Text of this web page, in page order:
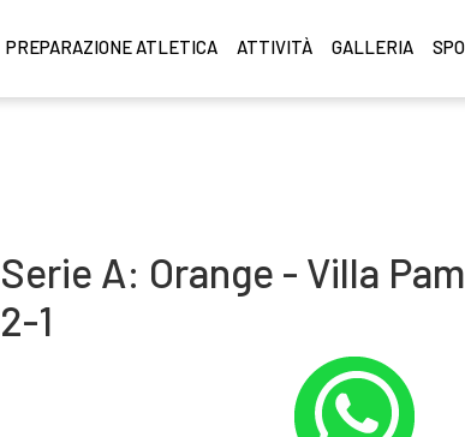
PREPARAZIONE ATLETICA ATTIVITÀ GALLERIA
Serie A: Orange - Villa
2-1